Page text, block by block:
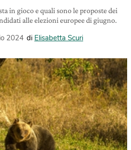
in gioco e quali sono le proposte dei
alle elezioni europee di giugno.
2024 di Elisabetta Scuri